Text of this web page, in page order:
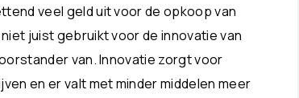
veel geld uit voor de opkoop van
juist gebruikt voor de innovatie van
van. Innovatie zorgt voor
en er valt met minder middelen meer